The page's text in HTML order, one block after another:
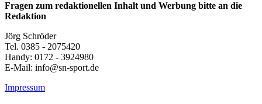
Fragen zum redaktionellen Inhalt und Werbung bitte an die
Redaktion
Jörg Schröder
Tel. 0385 - 2075420
Handy: 0172 - 3924980
E-Mail: info@sn-sport.de
Impressum